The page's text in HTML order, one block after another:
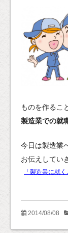
ものを作るこ
製造業での就
今日は製造業
お伝えしてい
「製造業に就
2014/08/08